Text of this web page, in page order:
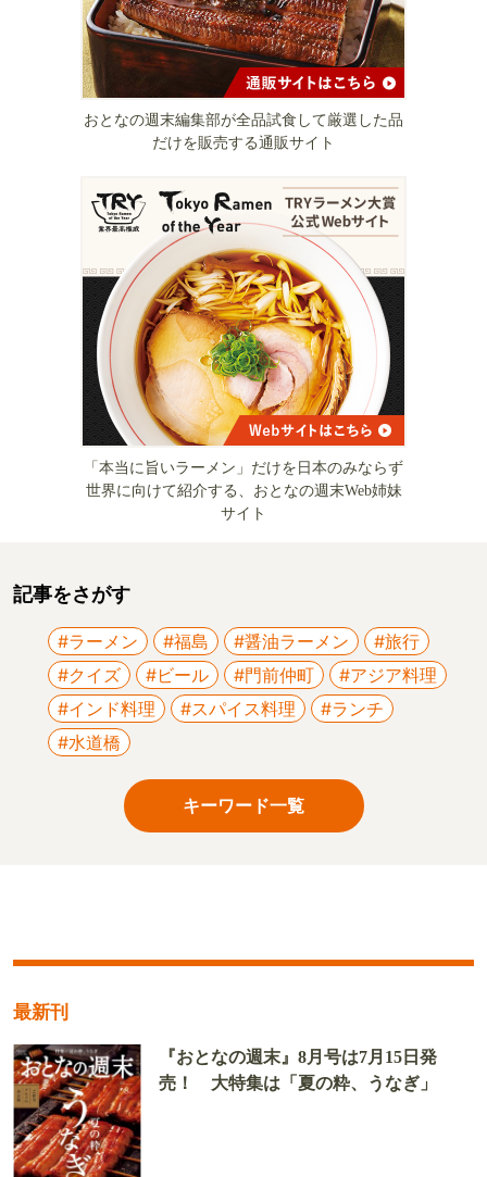
おとなの週末編集部が全品試食して厳選した品
だけを販売する通販サイト
「本当に旨いラーメン」だけを日本のみならず
世界に向けて紹介する、おとなの週末Web姉妹
サイト
記事をさがす
#ラーメン #福島 #醤油ラーメン
#旅行
#クイズ
#ビール #門前仲町
#アジア料理
#インド料理
#スパイス料理
#ランチ
#水道橋
キーワード一覧
最新刊
『おとなの週末』8月号は7月15日発
売！ 大特集は「夏の粋、うなぎ」